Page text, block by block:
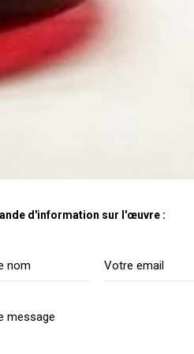
d'information sur l'œuvre :